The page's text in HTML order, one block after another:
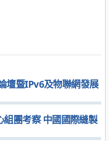
壇暨IPv6及物聯網發展
團考察 中國國際縫製